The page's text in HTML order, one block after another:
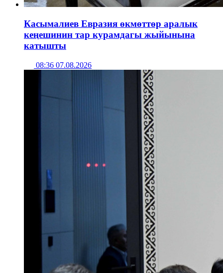
Касымалиев Евразия өкмөттөр аралык
кеңешинин тар курамдагы жыйынына
катышты
08:36 07.08.2026